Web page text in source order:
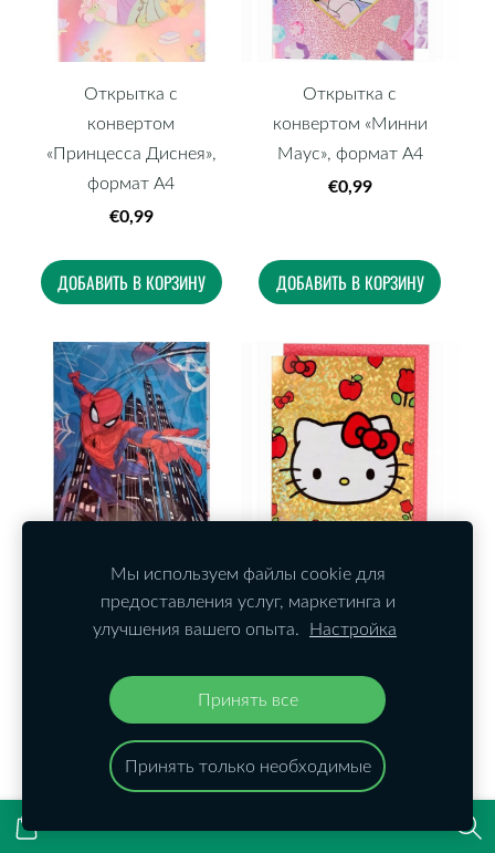
Открытка с
конвертом
«Принцесса Диснея»,
формат А4
€0,99
ДОБАВИТЬ В КОРЗИНУ
Открытка с
конвертом «Минни
Маус», формат А4
€0,99
ДОБАВИТЬ В КОРЗИНУ
конвертом «Человек-
€0,99
ДОБАВИТЬ В КОРЗИНУ
Открытка с
конвертом «Hello
€0,99
ДОБАВИТЬ В КОРЗИНУ
Мы используем файлы cookie для
предоставления услуг, маркетинга и
улучшения вашего опыта. Настройка
Принять все
Принять только необходимые